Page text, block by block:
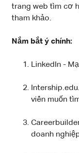
trang web tìm cơ
tham khảo.
Nắm bắt ý chính:
LinkedIn -
viên muốn
doanh